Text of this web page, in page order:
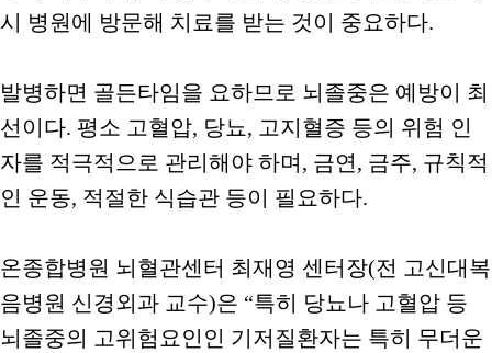
시 병원에 방문해 치료를 받는 것이 중요하다.
발병하면 골든타임을 요하므로 뇌졸중은 예방이 최
선이다. 평소 고혈압, 당뇨, 고지혈증 등의 위험 인
자를 적극적으로 관리해야 하며, 금연, 금주, 규칙적
인 운동, 적절한 식습관 등이 필요하다.
온종합병원 뇌혈관센터 최재영 센터장(전 고신대복
음병원 신경외과 교수)은 “특히 당뇨나 고혈압 등
뇌졸중의 고위험요인인 기저질환자는 특히 무더운